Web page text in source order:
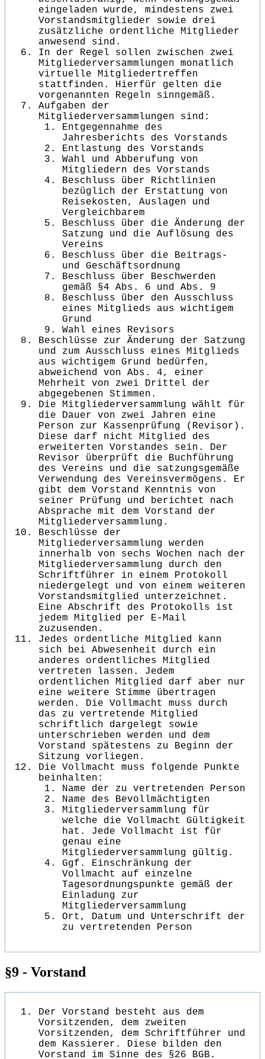
eingeladen wurde, mindestens zwei
Vorstandsmitglieder sowie drei
zusätzliche ordentliche Mitglieder
anwesend sind.
In der Regel sollen zwischen zwei
Mitgliederversammlungen monatlich
virtuelle Mitgliedertreffen
stattfinden. Hierfür gelten die
vorgenannten Regeln sinngemäß.
Aufgaben der
Mitgliederversammlungen sind:
Entgegennahme des
Jahresberichts des Vorstands
Entlastung des Vorstands
Wahl und Abberufung von
Mitgliedern des Vorstands
Beschluss über Richtlinien
bezüglich der Erstattung von
Reisekosten, Auslagen und
Vergleichbarem
Beschluss über die Änderung der
Satzung und die Auflösung des
Vereins
Beschluss über die Beitrags-
und Geschäftsordnung
Beschluss über Beschwerden
gemäß §4 Abs. 6 und Abs. 9
Beschluss über den Ausschluss
eines Mitglieds aus wichtigem
Grund
Wahl eines Revisors
Beschlüsse zur Änderung der Satzung
und zum Ausschluss eines Mitglieds
aus wichtigem Grund bedürfen,
abweichend von Abs. 4, einer
Mehrheit von zwei Drittel der
abgegebenen Stimmen.
Die Mitgliederversammlung wählt für
die Dauer von zwei Jahren eine
Person zur Kassenprüfung (Revisor).
Diese darf nicht Mitglied des
erweiterten Vorstandes sein. Der
Revisor überprüft die Buchführung
des Vereins und die satzungsgemäße
Verwendung des Vereinsvermögens. Er
gibt dem Vorstand Kenntnis von
seiner Prüfung und berichtet nach
Absprache mit dem Vorstand der
Mitgliederversammlung.
Beschlüsse der
Mitgliederversammlung werden
innerhalb von sechs Wochen nach der
Mitgliederversammlung durch den
Schriftführer in einem Protokoll
niedergelegt und von einem weiteren
Vorstandsmitglied unterzeichnet.
Eine Abschrift des Protokolls ist
jedem Mitglied per E-Mail
zuzusenden.
Jedes ordentliche Mitglied kann
sich bei Abwesenheit durch ein
anderes ordentliches Mitglied
vertreten lassen. Jedem
ordentlichen Mitglied darf aber nur
eine weitere Stimme übertragen
werden. Die Vollmacht muss durch
das zu vertretende Mitglied
schriftlich dargelegt sowie
unterschrieben werden und dem
Vorstand spätestens zu Beginn der
Sitzung vorliegen.
Die Vollmacht muss folgende Punkte
beinhalten:
Name der zu vertretenden Person
Name des Bevollmächtigten
Mitgliederversammlung für
welche die Vollmacht Gültigkeit
hat. Jede Vollmacht ist für
genau eine
Mitgliederversammlung gültig.
Ggf. Einschränkung der
Vollmacht auf einzelne
Tagesordnungspunkte gemäß der
Einladung zur
Mitgliederversammlung
Ort, Datum und Unterschrift der
zu vertretenden Person
§9 - Vorstand
Der Vorstand besteht aus dem
Vorsitzenden, dem zweiten
Vorsitzenden, dem Schriftführer und
dem Kassierer. Diese bilden den
Vorstand im Sinne des §26 BGB.